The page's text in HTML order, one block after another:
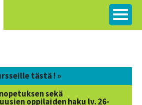
tästä ! »
sekä
oppilaiden haku lv. 26-